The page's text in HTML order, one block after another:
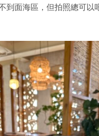
到面海區，但拍照總可以